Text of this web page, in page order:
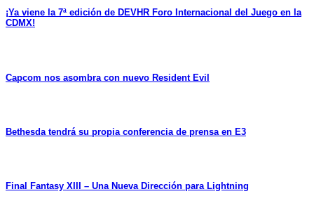
¡Ya viene la 7ª edición de DEVHR Foro Internacional del Juego en la
CDMX!
Capcom nos asombra con nuevo Resident Evil
Bethesda tendrá su propia conferencia de prensa en E3
Final Fantasy XIII – Una Nueva Dirección para Lightning